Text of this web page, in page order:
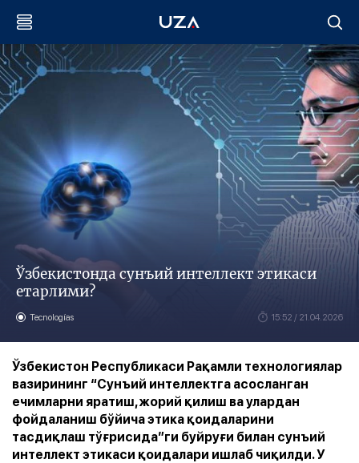
Ўзбекистонда сунъий интеллект этикаси
етарлими?
Tecnologías 15:52 / 21.04.2026
Ўзбекистон Республикаси Рақамли технологиялар
вазирининг “Сунъий интеллектга асосланган
ечимларни яратиш, жорий қилиш ва улардан
фойдаланиш бўйича этика қоидаларини
тасдиқлаш тўғрисида”ги буйруғи билан сунъий
интеллект этикаси қоидалари ишлаб чиқилди. У